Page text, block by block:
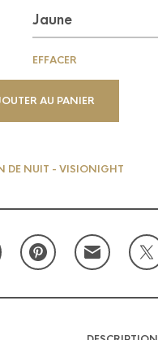
EFFACER
AU PANIER
DE NUIT - VISIONIGHT